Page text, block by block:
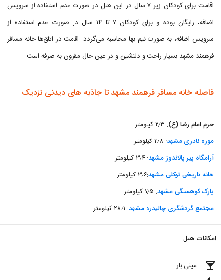
اقامت برای کودکان زیر ۷ سال در این هتل در صورت عدم استفاده از سرویس
اضافه، رایگان بوده و برای کودکان ۷ تا ۱۴ سال در صورت عدم استفاده از
سرویس اضافه، به صورت نیم بها محاسبه می‌گردد. اقامت در اتاق‌ها خانه مسافر
فرهمند مشهد بسیار راحت و دلنشین و در عین حال مقرون به صرفه است.
فاصله خانه مسافر فرهمند مشهد تا جاذبه های دیدنی نزدیک
حرم امام رضا (ع): ۲٫۳ کیلومتر
موزه نادری مشهد: ۲٫۸ کیلومتر
آرامگاه پیر پالاندوز مشهد: ۳٫۴ کیلومتر
خانه تاریخی توکلی مشهد:۳٫۶ کیلومتر
پارک کوهسنگی مشهد: ۷٫۵ کیلومتر
مجتمع گردشگری چالیدره مشهد: ۲۸٫۱ کیلومتر
امکانات هتل
local_bar مینی بار